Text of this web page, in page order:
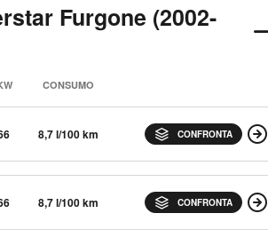
Furgone (2002-
CONSUMO
8,7 l/100 km CONFRONTA
8,7 l/100 km CONFRONTA